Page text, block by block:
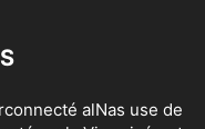
de la CNIL.